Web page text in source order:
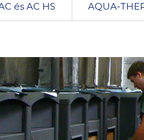
és AC HS AQUA-